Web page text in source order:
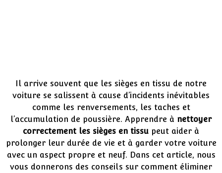
Il arrive souvent que les sièges en tissu de notre
voiture se salissent à cause d’incidents inévitables
comme les renversements, les taches et
l’accumulation de poussière. Apprendre à nettoyer
correctement les sièges en tissu peut aider à
prolonger leur durée de vie et à garder votre voiture
avec un aspect propre et neuf. Dans cet article, nous
vous donnerons des conseils sur comment éliminer